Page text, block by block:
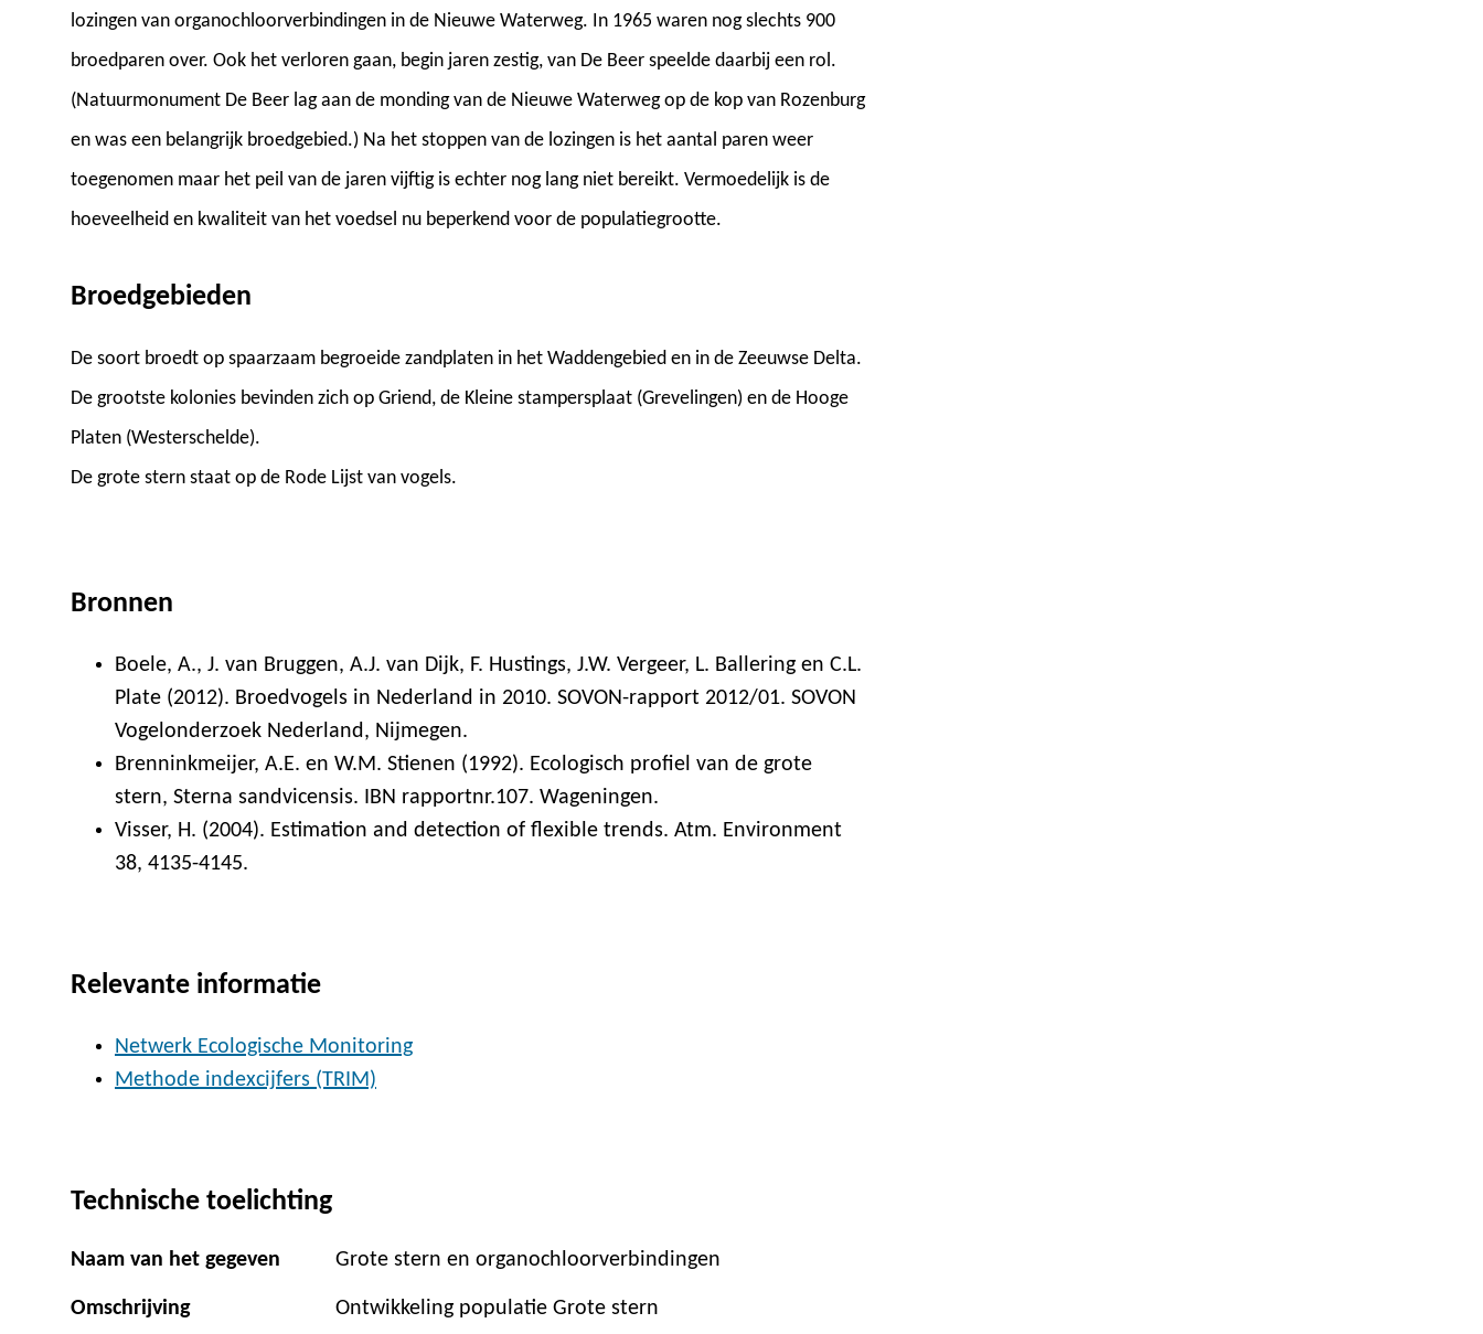
lozingen van organochloorverbindingen in de Nieuwe Waterweg. In 1965 waren nog slechts 900
broedparen over. Ook het verloren gaan, begin jaren zestig, van De Beer speelde daarbij een rol.
(Natuurmonument De Beer lag aan de monding van de Nieuwe Waterweg op de kop van Rozenburg
en was een belangrijk broedgebied.) Na het stoppen van de lozingen is het aantal paren weer
toegenomen maar het peil van de jaren vijftig is echter nog lang niet bereikt. Vermoedelijk is de
hoeveelheid en kwaliteit van het voedsel nu beperkend voor de populatiegrootte.
Broedgebieden
De soort broedt op spaarzaam begroeide zandplaten in het Waddengebied en in de Zeeuwse Delta.
De grootste kolonies bevinden zich op Griend, de Kleine stampersplaat (Grevelingen) en de Hooge
Platen (Westerschelde).
De grote stern staat op de Rode Lijst van vogels.
Bronnen
Boele, A., J. van Bruggen, A.J. van Dijk, F. Hustings, J.W. Vergeer, L. Ballering en C.L.
Plate (2012). Broedvogels in Nederland in 2010. SOVON-rapport 2012/01. SOVON
Vogelonderzoek Nederland, Nijmegen.
Brenninkmeijer, A.E. en W.M. Stienen (1992). Ecologisch profiel van de grote
stern, Sterna sandvicensis. IBN rapportnr.107. Wageningen.
Visser, H. (2004). Estimation and detection of flexible trends. Atm. Environment
38, 4135-4145.
Relevante informatie
Netwerk Ecologische Monitoring
Methode indexcijfers (TRIM)
Technische toelichting
Naam van het gegeven Grote stern en organochloorverbindingen
Omschrijving Ontwikkeling populatie Grote stern